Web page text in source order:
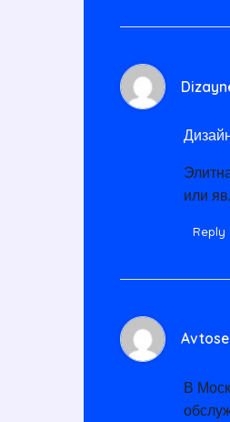
или
Reply
В